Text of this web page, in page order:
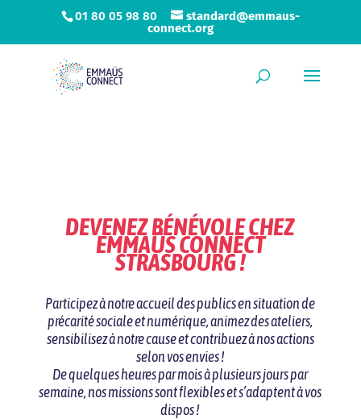
01 80 05 98 80
standard@emmaus-
connect.org
DEVENEZ BÉNÉVOLE CHEZ
EMMAÜS CONNECT
STRASBOURG !
Participez à notre accueil des publics en situation de
précarité sociale et numérique, animez des ateliers,
sensibilisez à notre cause et contribuez à nos actions
selon vos envies !
De quelques heures par mois à plusieurs jours par
semaine, nos missions sont flexibles et s’adaptent à vos
dispos !